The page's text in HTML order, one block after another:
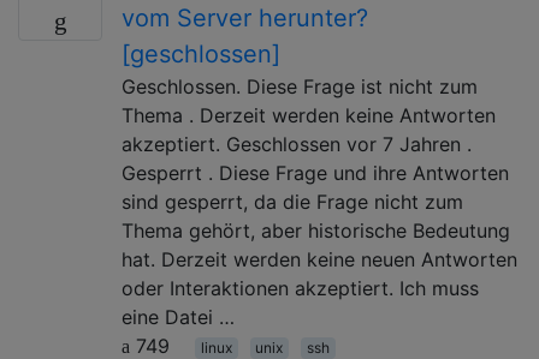
vom Server herunter?
[geschlossen]
Geschlossen. Diese Frage ist nicht zum
Thema . Derzeit werden keine Antworten
akzeptiert. Geschlossen vor 7 Jahren .
Gesperrt . Diese Frage und ihre Antworten
sind gesperrt, da die Frage nicht zum
Thema gehört, aber historische Bedeutung
hat. Derzeit werden keine neuen Antworten
oder Interaktionen akzeptiert. Ich muss
eine Datei …
749
linux unix ssh